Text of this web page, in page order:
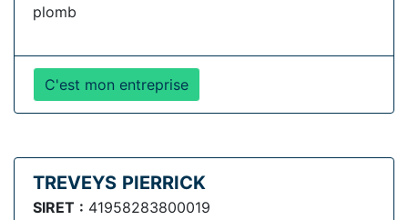
plomb
C'est mon entreprise
TREVEYS PIERRICK
SIRET : 41958283800019